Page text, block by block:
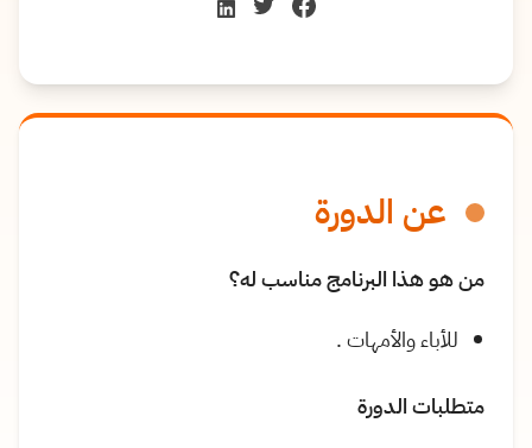
عن الدورة
من هو هذا البرنامج مناسب له؟
للأباء والأمهات .
متطلبات الدورة